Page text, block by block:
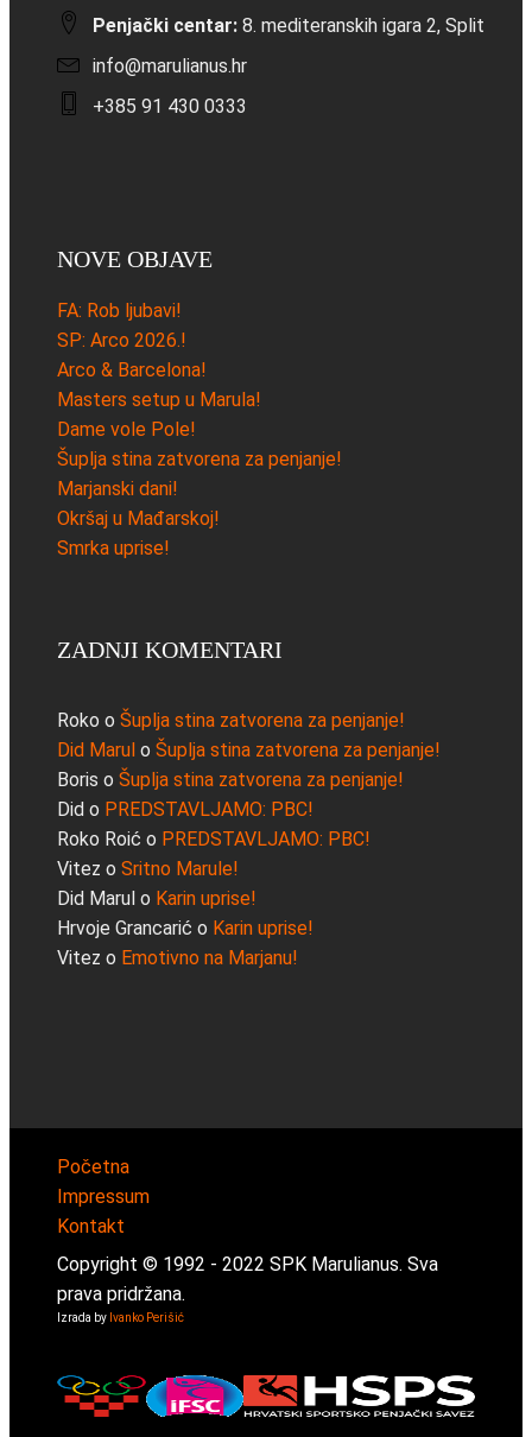
Penjački centar: 8. mediteranskih igara 2, Split
info@marulianus.hr
+385 91 430 0333
NOVE OBJAVE
FA: Rob ljubavi!
SP: Arco 2026.!
Arco & Barcelona!
Masters setup u Marula!
Dame vole Pole!
Šuplja stina zatvorena za penjanje!
Marjanski dani!
Okršaj u Mađarskoj!
Smrka uprise!
ZADNJI KOMENTARI
Roko o Šuplja stina zatvorena za penjanje!
Did Marul o Šuplja stina zatvorena za penjanje!
Boris o Šuplja stina zatvorena za penjanje!
Did o PREDSTAVLJAMO: PBC!
Roko Roić o PREDSTAVLJAMO: PBC!
Vitez o Sritno Marule!
Did Marul o Karin uprise!
Hrvoje Grancarić o Karin uprise!
Vitez o Emotivno na Marjanu!
Početna
Impressum
Kontakt
Copyright © 1992 - 2022 SPK Marulianus. Sva
prava pridržana.
Izrada by Ivanko Perišić